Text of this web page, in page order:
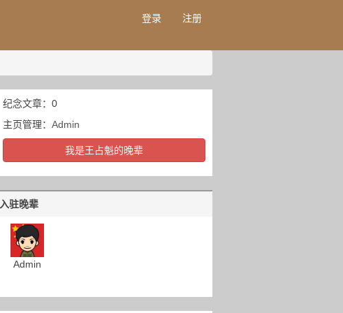
登录 注册
纪念文章：0
主页管理： Admin
我是王占魁的晚辈
入驻晚辈
Admin